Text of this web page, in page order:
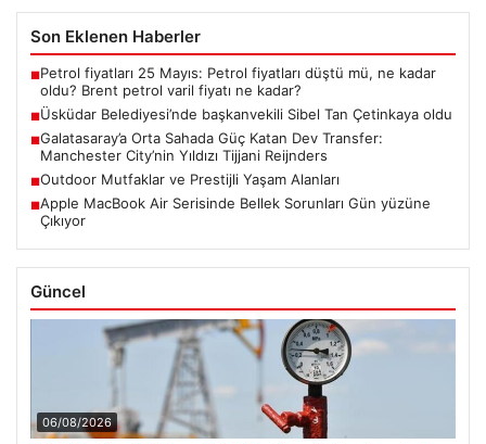
Son Eklenen Haberler
■Petrol fiyatları 25 Mayıs: Petrol fiyatları düştü mü, ne kadar
oldu? Brent petrol varil fiyatı ne kadar?
■Üsküdar Belediyesi’nde başkanvekili Sibel Tan Çetinkaya oldu
■Galatasaray’a Orta Sahada Güç Katan Dev Transfer:
Manchester City’nin Yıldızı Tijjani Reijnders
■Outdoor Mutfaklar ve Prestijli Yaşam Alanları
■Apple MacBook Air Serisinde Bellek Sorunları Gün yüzüne
Çıkıyor
Güncel
06/08/2026